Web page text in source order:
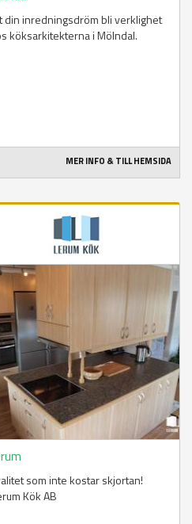
din inredningsdröm bli verklighet
köksarkitekterna i Mölndal.
MER INFO & TILL HEMSIDA
som inte kostar skjortan!
Kök AB